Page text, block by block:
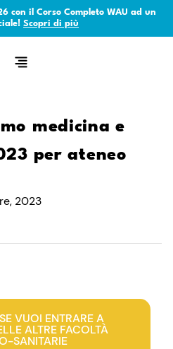
con il Corso Completo WAU ad un
Scopri di più
medicina e
per ateneo
2023
VUOI ENTRARE A
ALTRE FACOLTÀ
SANITARIE